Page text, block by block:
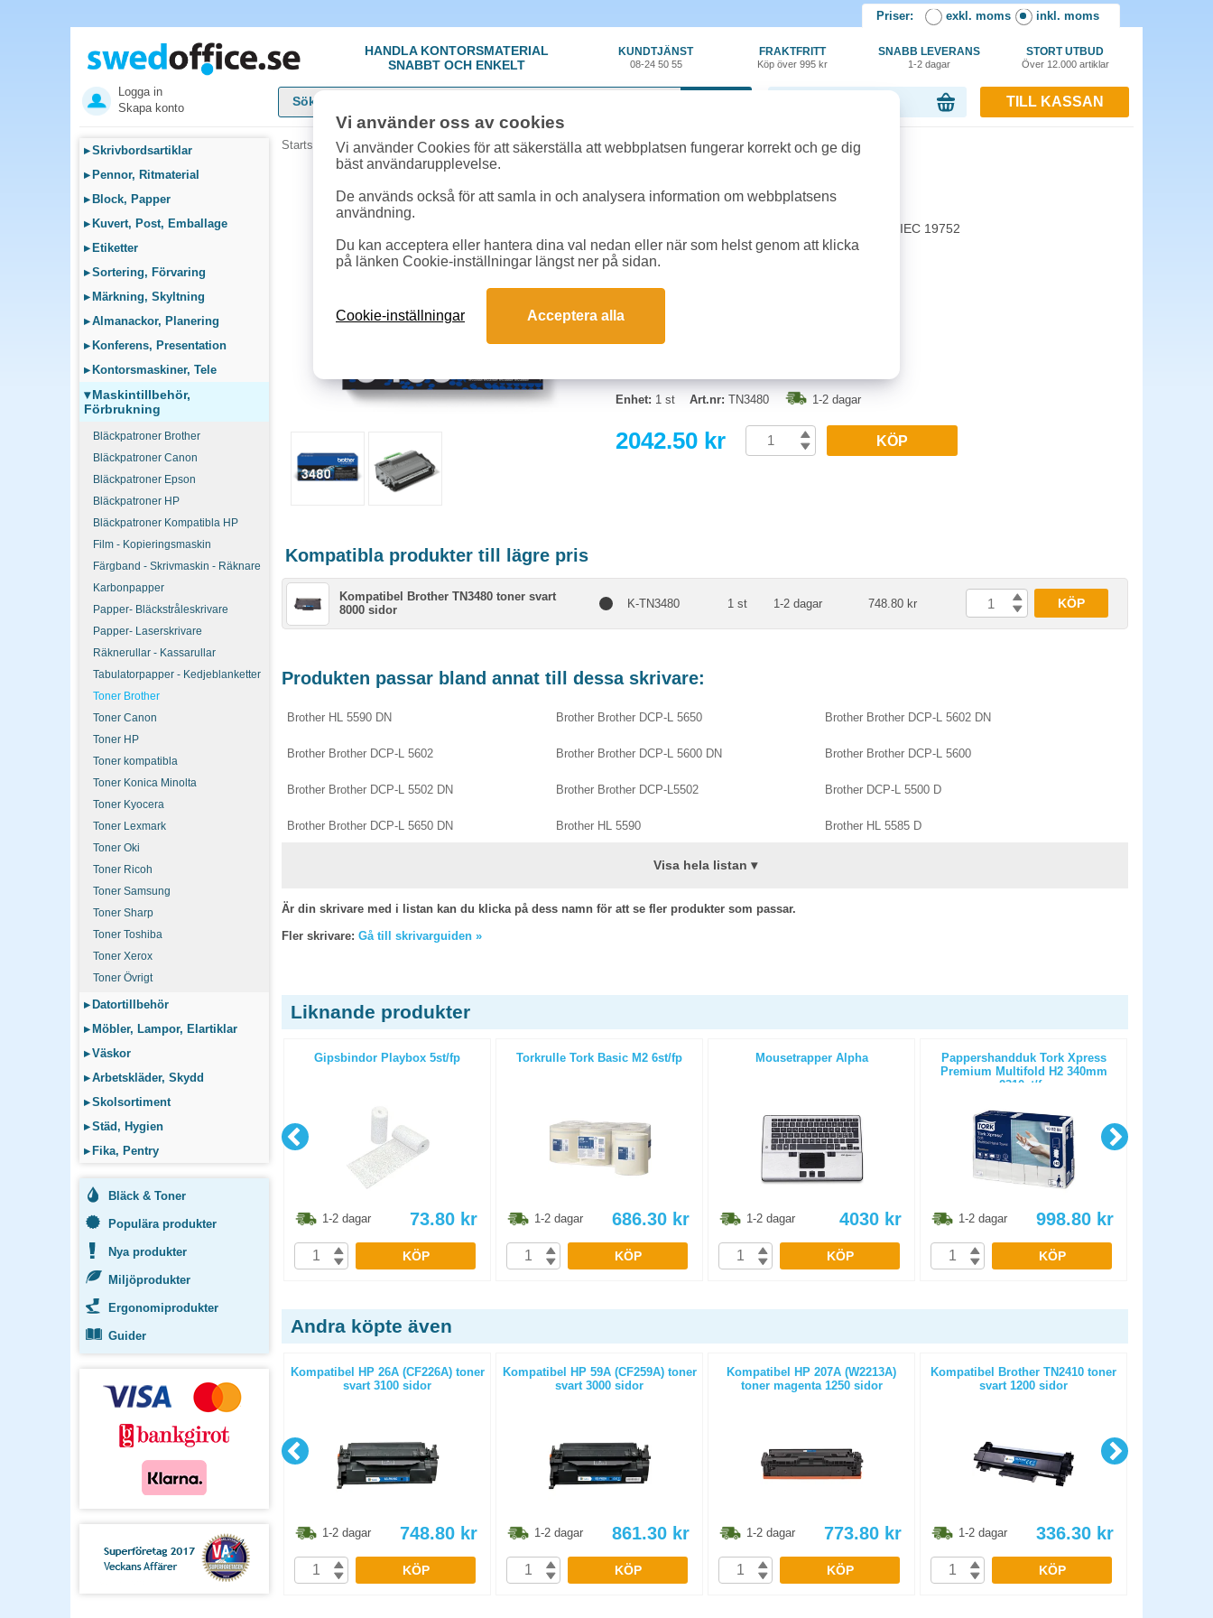
Priser: exkl. moms inkl. moms
HANDLA KONTORSMATERIAL
SNABBT OCH ENKELT
KUNDTJÄNST
08-24 50 55
FRAKTFRITT
Köp över 995 kr
SNABB LEVERANS
1-2 dagar
STORT UTBUD
Över 12.000 artiklar
Logga in
Skapa konto
TILL KASSAN
▸Skrivbordsartiklar
▸ Pennor, Ritmaterial
▸ Block, Papper
▸ Kuvert, Post, Emballage
▸ Etiketter
▸Sortering, Förvaring
▸ Märkning, Skyltning
▸Almanackor, Planering
▸ Konferens, Presentation
▸ Kontorsmaskiner, Tele
▾Maskintillbehör,
Förbrukning
Bläckpatroner Brother
Bläckpatroner Canon
Bläckpatroner Epson
Bläckpatroner HP
Bläckpatroner Kompatibla HP
Film - Kopieringsmaskin
Färgband - Skrivmaskin - Räknare
Karbonpapper
Papper- Bläckstråleskrivare
Papper- Laserskrivare
Räknerullar - Kassarullar
Tabulatorpapper - Kedjeblanketter
Toner Brother
Toner Canon
Toner HP
Toner kompatibla
Toner Konica Minolta
Toner Kyocera
Toner Lexmark
Toner Oki
Toner Ricoh
Toner Samsung
Toner Sharp
Toner Toshiba
Toner Xerox
Toner Övrigt
▸ Datortillbehör
▸ Möbler, Lampor, Elartiklar
▸Väskor
▸Arbetskläder, Skydd
▸Skolsortiment
▸Städ, Hygien
▸ Fika, Pentry
Bläck & Toner
Populära produkter
Nya produkter
Miljöprodukter
Ergonomiprodukter
Guider
Startsida »Maskintillbehör, Förbrukning»Toner Brother» Toner Brother TN3480 8k svart
Toner Brother TN3480 8k svart
Högkapacitetstoner för ca. 8 000 sidor, enligt ISO/IEC 19752
Enhet: 1 st Art.nr: TN3480 1-2 dagar
2042.50 kr KÖP
Kompatibla produkter till lägre pris
Kompatibel Brother TN3480 toner svart
8000 sidor
K-TN3480 1 st 1-2 dagar 748.80 kr KÖP
Produkten passar bland annat till dessa skrivare:
Brother HL 5590 DN Brother Brother DCP-L 5650 Brother Brother DCP-L 5602 DN
Brother Brother DCP-L 5602 Brother Brother DCP-L 5600 DN Brother Brother DCP-L 5600
Brother Brother DCP-L 5502 DN Brother Brother DCP-L5502 Brother DCP-L 5500 D
Brother Brother DCP-L 5650 DN Brother HL 5590 Brother HL 5585 D
Visa hela listan ▾
Är din skrivare med i listan kan du klicka på dess namn för att se fler produkter som passar.
Fler skrivare: Gå till skrivarguiden »
Liknande produkter
Brevkorgsset Tråd 3-del svart
1-2 dagar 248.80
Gipsbindor Playbox 5st/fp
1-2 dagar 73.80 kr
KÖP
Torkrulle Tork Basic M2 6st/fp
1-2 dagar 686.30 kr
KÖP
Mousetrapper Alpha
1-2 dagar 4030 kr
KÖP
Pappershandduk Tork Xpress
Premium Multifold H2 340mm
2310st/fp
1-2 dagar 998.80 kr
KÖP
Andra köpte även
svart 2700 sidor
692.50
KÖP
Kompatibel HP 26A (CF226A) toner
svart 3100 sidor
1-2 dagar 748.80 kr
KÖP
Kompatibel HP 59A (CF259A) toner
svart 3000 sidor
1-2 dagar 861.30 kr
KÖP
Kompatibel HP 207A (W2213A)
toner magenta 1250 sidor
1-2 dagar 773.80 kr
KÖP
Kompatibel Brother TN2410 toner
svart 1200 sidor
1-2 dagar 336.30 kr
KÖP
Vi använder oss av cookies
Vi använder Cookies för att säkerställa att webbplatsen fungerar korrekt och ge dig
bäst användarupplevelse.
De används också för att samla in och analysera information om webbplatsens
användning.
Du kan acceptera eller hantera dina val nedan eller när som helst genom att klicka
på länken Cookie-inställningar längst ner på sidan.
Cookie-inställningar Acceptera alla